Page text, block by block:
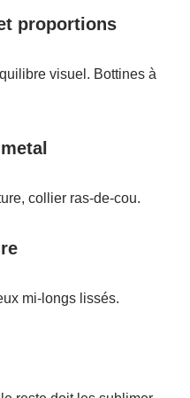
proportions
visuel. Bottines à
collier ras-de-cou.
mi-longs lissés.